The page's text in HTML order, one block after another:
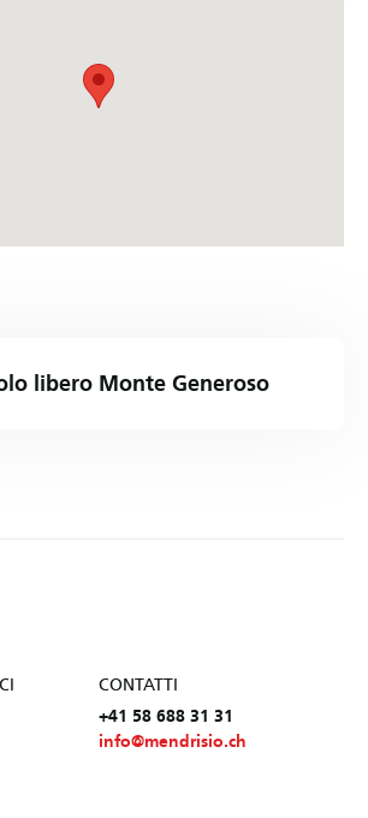
libero Monte Generoso
CONTATTI
+41 58 688 31 31
info@mendrisio.ch